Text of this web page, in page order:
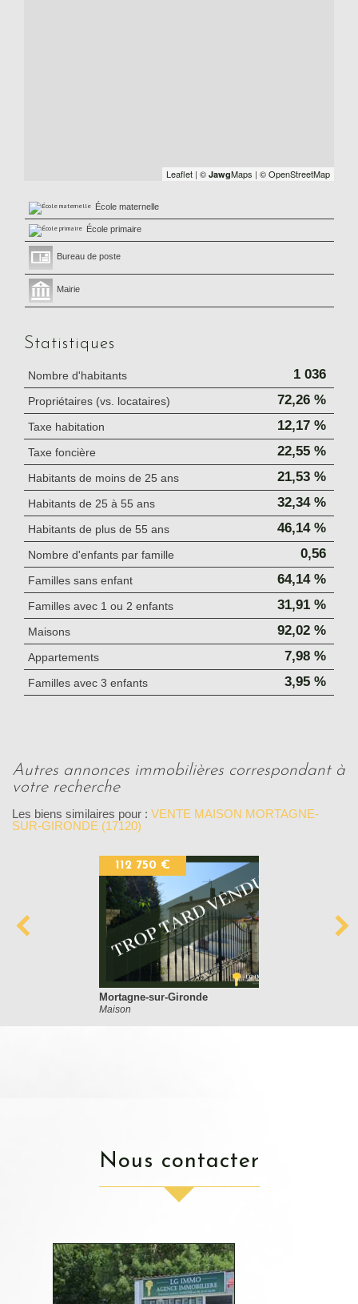
Leaflet | © JawgMaps | © OpenStreetMap
École maternelle
École primaire
Bureau de poste
Mairie
Statistiques
Nombre d'habitants 1 036
Propriétaires (vs. locataires) 72,26 %
Taxe habitation 12,17 %
Taxe foncière 22,55 %
Habitants de moins de 25 ans 21,53 %
Habitants de 25 à 55 ans 32,34 %
Habitants de plus de 55 ans 46,14 %
Nombre d'enfants par famille 0,56
Familles sans enfant 64,14 %
Familles avec 1 ou 2 enfants 31,91 %
Maisons 92,02 %
Appartements 7,98 %
Familles avec 3 enfants 3,95 %
autres annonces immobilières correspondant à
votre recherche
Les biens similaires pour : VENTE MAISON MORTAGNE-
SUR-GIRONDE (17120)
112 750 €
Mortagne-sur-Gironde
Maison
nous contacter